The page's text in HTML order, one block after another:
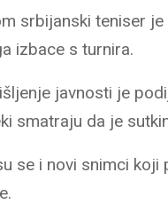
srbijanski teniser
izbace s turnira.
javnosti je
smatraju da je
se i novi snimci koji